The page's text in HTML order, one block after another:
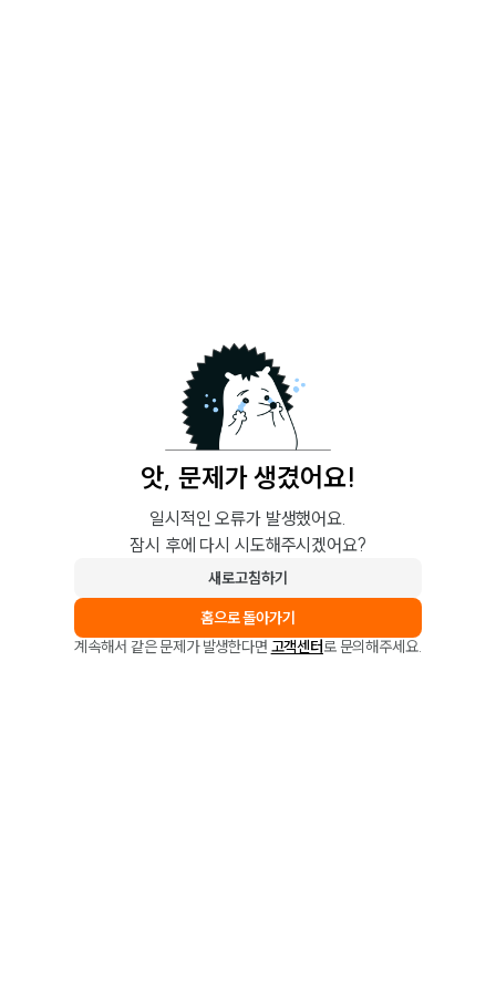
앗, 문제가 생겼어요!
일시적인 오류가 발생했어요.
잠시 후에 다시 시도해주시겠어요?
새로고침하기
홈으로 돌아가기
계속해서 같은 문제가 발생한다면 고객센터로 문의해주세요.